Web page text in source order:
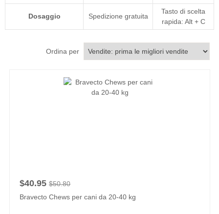
Dosaggio Spedizione gratuita
Tasto di scelta
rapida: Alt + C
Ordina per
$40.95 $50.80
Bravecto Chews per cani da 20-40 kg